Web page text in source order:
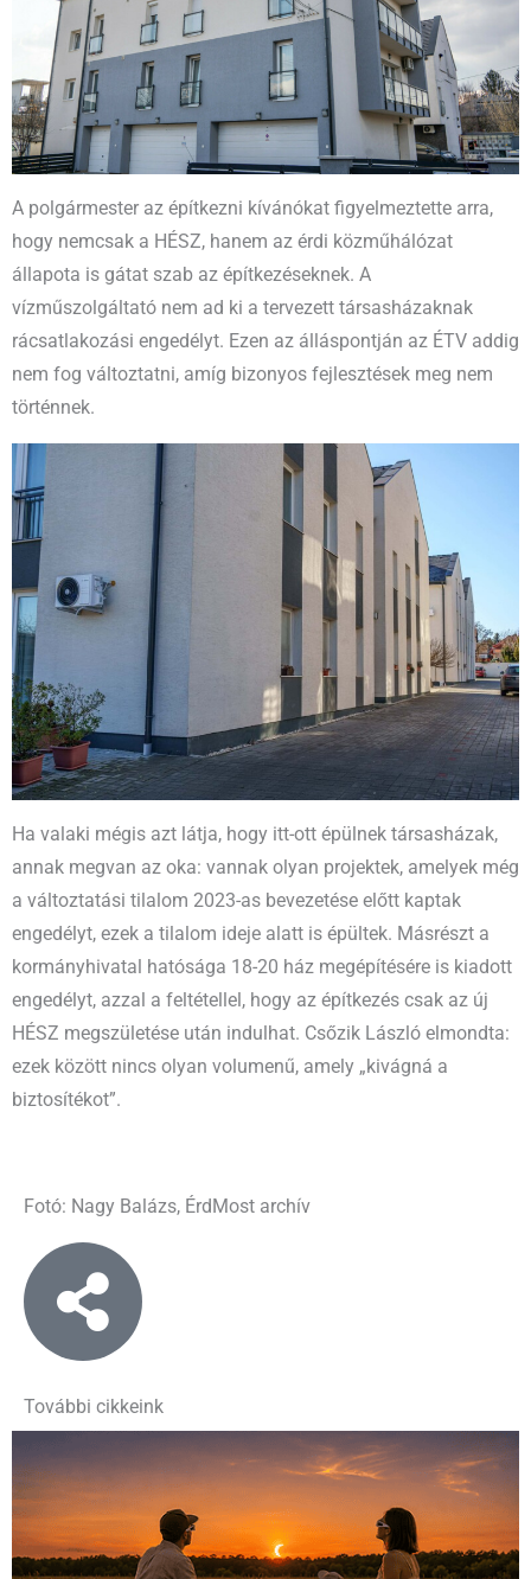
A polgármester az építkezni kívánókat figyelmeztette arra,
hogy nemcsak a HÉSZ, hanem az érdi közműhálózat
állapota is gátat szab az építkezéseknek. A
vízműszolgáltató nem ad ki a tervezett társasházaknak
rácsatlakozási engedélyt. Ezen az álláspontján az ÉTV addig
nem fog változtatni, amíg bizonyos fejlesztések meg nem
történnek.
Ha valaki mégis azt látja, hogy itt-ott épülnek társasházak,
annak megvan az oka: vannak olyan projektek, amelyek még
a változtatási tilalom 2023-as bevezetése előtt kaptak
engedélyt, ezek a tilalom ideje alatt is épültek. Másrészt a
kormányhivatal hatósága 18-20 ház megépítésére is kiadott
engedélyt, azzal a feltétellel, hogy az építkezés csak az új
HÉSZ megszületése után indulhat. Csőzik László elmondta:
ezek között nincs olyan volumenű, amely „kivágná a
biztosítékot”.
Fotó: Nagy Balázs, ÉrdMost archív
További cikkeink